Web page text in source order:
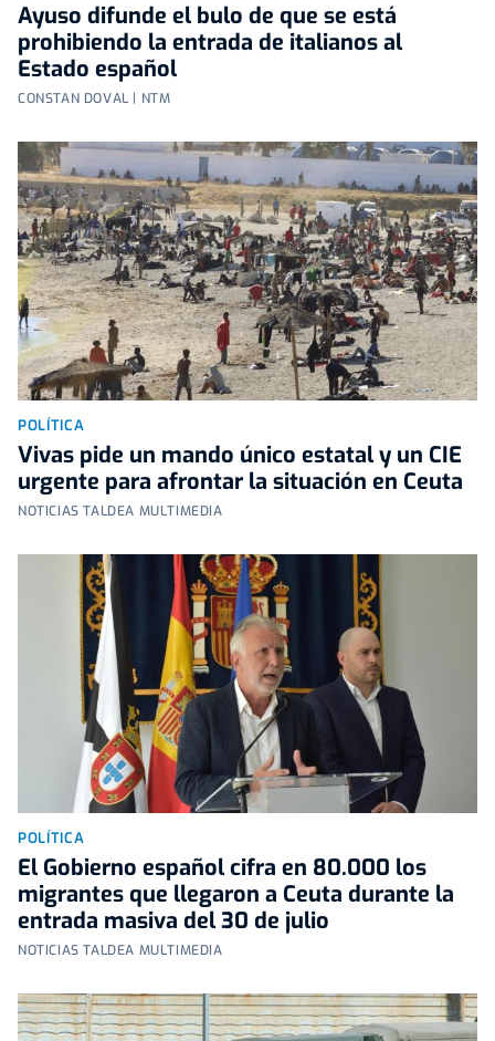
Ayuso difunde el bulo de que se está
prohibiendo la entrada de italianos al
Estado español
CONSTAN DOVAL | NTM
POLÍTICA
Vivas pide un mando único estatal y un CIE
urgente para afrontar la situación en Ceuta
NOTICIAS TALDEA MULTIMEDIA
POLÍTICA
El Gobierno español cifra en 80.000 los
migrantes que llegaron a Ceuta durante la
entrada masiva del 30 de julio
NOTICIAS TALDEA MULTIMEDIA